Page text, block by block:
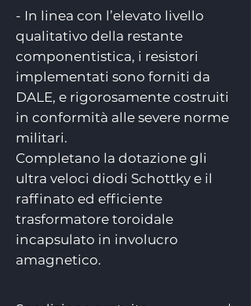
- In linea con l’elevato livello
qualitativo della restante
componentistica, i resistori
implementati sono forniti da
DALE, e rigorosamente costruiti
in conformità alle severe norme
militari.
Completano la dotazione gli
ultra veloci diodi Schottky e il
raffinato ed efficiente
trasformatore toroidale
incapsulato in involucro
amagnetico.